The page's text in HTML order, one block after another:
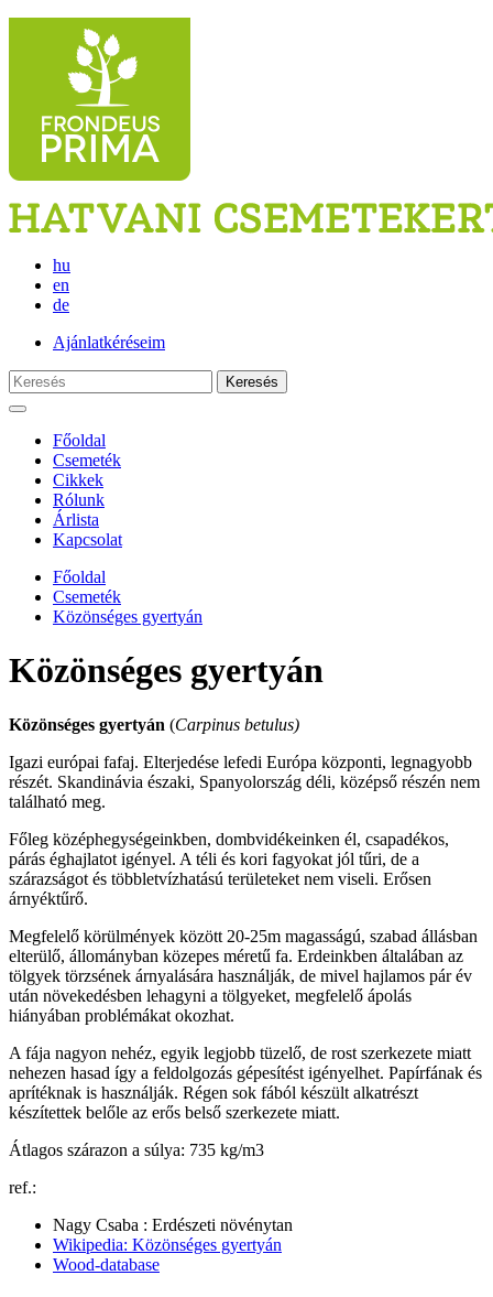
hu
en
de
Ajánlatkéréseim
Keresés
Főoldal
Csemeték
Cikkek
Rólunk
Árlista
Kapcsolat
Főoldal
Csemeték
Közönséges gyertyán
Közönséges gyertyán
Közönséges gyertyán (Carpinus betulus)
Igazi európai fafaj. Elterjedése lefedi Európa központi, legnagyobb
részét. Skandinávia északi, Spanyolország déli, középső részén nem
található meg.
Főleg középhegységeinkben, dombvidékeinken él, csapadékos,
párás éghajlatot igényel. A téli és kori fagyokat jól tűri, de a
szárazságot és többletvízhatású területeket nem viseli. Erősen
árnyéktűrő.
Megfelelő körülmények között 20-25m magasságú, szabad állásban
elterülő, állományban közepes méretű fa. Erdeinkben általában az
tölgyek törzsének árnyalására használják, de mivel hajlamos pár év
után növekedésben lehagyni a tölgyeket, megfelelő ápolás
hiányában problémákat okozhat.
A fája nagyon nehéz, egyik legjobb tüzelő, de rost szerkezete miatt
nehezen hasad így a feldolgozás gépesítést igényelhet. Papírfának és
aprítéknak is használják. Régen sok fából készült alkatrészt
készítettek belőle az erős belső szerkezete miatt.
Átlagos szárazon a súlya: 735 kg/m3
ref.:
Nagy Csaba : Erdészeti növénytan
Wikipedia: Közönséges gyertyán
Wood-database